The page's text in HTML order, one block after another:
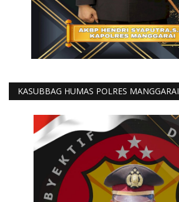
KASUBBAG HUMAS POLRES MANGGARAI